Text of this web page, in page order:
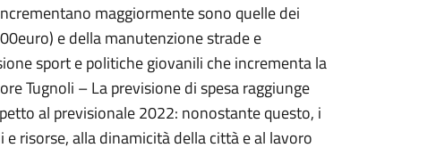
maggiormente sono quelle dei
e della manutenzione strade e
sport e politiche giovanili che incrementa la
Tugnoli – La previsione di spesa raggiunge
al previsionale 2022: nonostante questo, i
risorse, alla dinamicità della città e al lavoro